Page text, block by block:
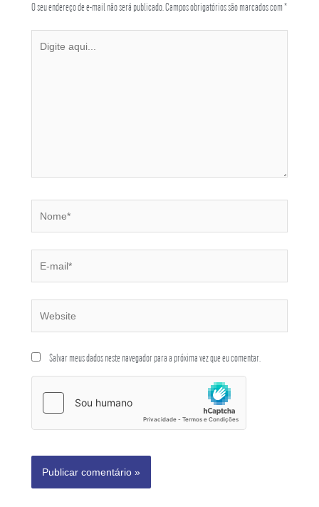
O seu endereço de e-mail não será publicado. Campos obrigatórios são marcados com*
Salvar meus dados neste navegador para a próxima vez que eu comentar.